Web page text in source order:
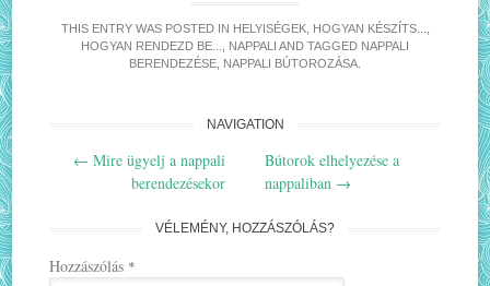
THIS ENTRY WAS POSTED IN HELYISÉGEK, HOGYAN KÉSZÍTS...,
HOGYAN RENDEZD BE..., NAPPALI AND TAGGED NAPPALI
BERENDEZÉSE, NAPPALI BÚTOROZÁSA.
navigation
NAVIGATION
← Mire ügyelj a nappali
berendezésekor
Bútorok elhelyezése a
nappaliban →
VÉLEMÉNY, HOZZÁSZÓLÁS?
Hozzászólás *